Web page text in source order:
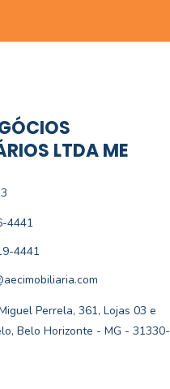
LTDA ME
4441
4441
Perrela, 361, Lojas 03 e
Belo Horizonte - MG - 31330-